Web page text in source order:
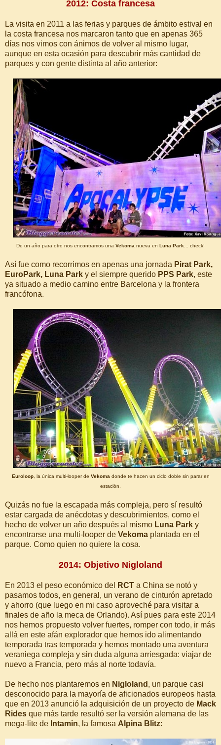
2012: Costa francesa
La visita en 2011 a las ferias y parques de ámbito estival en
la costa francesa nos marcaron tanto que en apenas 365
días nos vimos con ánimos de volver al mismo lugar,
aunque en esta ocasión para descubrir más cantidad de
parques y con gente distinta al año anterior:
De un año para otro nos encontramos una Vekoma nueva en Luna Park ... check!
Así fue como recorrimos en apenas una jornada Pirat Park,
EuroPark, Luna Park y el siempre querido PPS Park, este
ya situado a medio camino entre Barcelona y la frontera
francófona.
Euroloop, la única multi-looper de Vekoma donde te hacen un ciclo doble sin parar en
estación.
Quizás no fue la escapada más compleja, pero sí resultó
estar cargada de anécdotas y descubrimientos, como el
hecho de volver un año después al mismo Luna Park y
encontrarse una multi-looper de Vekoma plantada en el
parque. Como quien no quiere la cosa.
2014: Objetivo Nigloland
En 2013 el peso económico del RCT a China se notó y
pasamos todos, en general, un verano de cinturón apretado
y ahorro (que luego en mi caso aproveché para visitar a
finales de año la meca de Orlando). Así pues para este 2014
nos hemos propuesto volver fuertes, romper con todo, ir más
allá en este afán explorador que hemos ido alimentando
temporada tras temporada y hemos montado una aventura
veraniega compleja y sin duda alguna arriesgada: viajar de
nuevo a Francia, pero más al norte todavía.
De hecho nos plantaremos en Nigloland , un parque casi
desconocido para la mayoría de aficionados europeos hasta
que en 2013 anunció la adquisición de un proyecto de Mack
Rides que más tarde resultó ser la versión alemana de las
mega-lite de Intamin, la famosa Alpina Blitz: